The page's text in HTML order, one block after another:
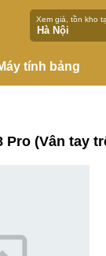
Xem giá, tồn kho
tính bảng
(Vân tay